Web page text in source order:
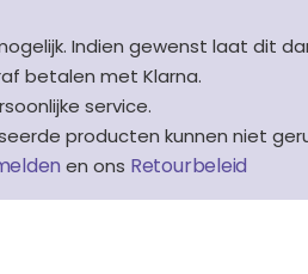
Indien gewenst laat dit
betalen met Klarna.
service.
producten kunnen niet
en ons Retourbeleid